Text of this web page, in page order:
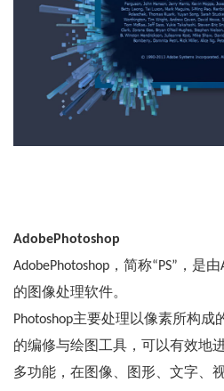
AdobePhotoshop
AdobePhotoshop，简称“PS”，是
的图像处理软件。
Photoshop主要处理以像素所构
的编修与绘图工具，可以有效地
多功能，在图像、图形、文字、